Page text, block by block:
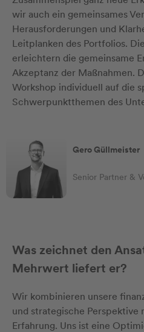
wir auch ein gemeinsames
Herausforderungen und
Leitplanken des Portfolios.
erleichtern die gemeinsame
Akzeptanz der Maßnahmen.
Workshop individuell auf die
Schwerpunktthemen des
Gero Güllmeister
Senior Partner &
Was zeichnet den
Mehrwert liefert er?
Wir kombinieren unsere
und strategische
Erfahrung. Uns ist eine